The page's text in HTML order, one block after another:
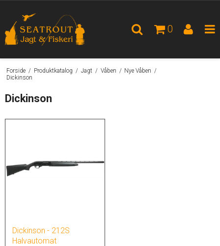
0
Forside / Produktkatalog / Jagt / Våben / Nye Våben /
Dickinson
Dickinson
Dickinson - 212S
Halvautomat